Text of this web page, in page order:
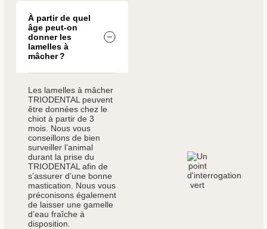
À partir de quel
âge peut-on
donner les
lamelles à
mâcher ?
Les lamelles à mâcher
TRIODENTAL peuvent
être données chez le
chiot à partir de 3
mois. Nous vous
conseillons de bien
surveiller l’animal
durant la prise du
TRIODENTAL afin de
s’assurer d’une bonne
mastication. Nous vous
préconisons également
de laisser une gamelle
d’eau fraîche à
disposition.